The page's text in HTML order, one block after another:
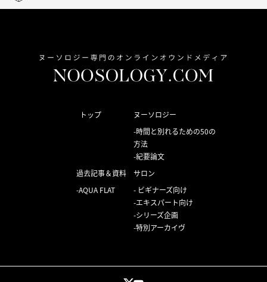
トップ
ヌーソロジー
時間と別れるための50の
方法
紀要論文
過去記事＆資料
AQUA FLAT
サロン
ビギナーズ向け
エキスパート向け
シリーズ企画
特別アーカイヴ